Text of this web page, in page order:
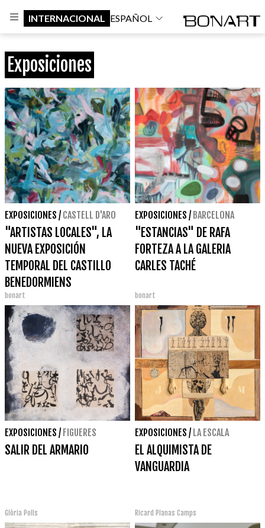
INTERNACIONAL ESPAÑOL
Exposiciones
EXPOSICIONES / CASTELL D'ARO
"ARTISTAS LOCALES", LA
NUEVA EXPOSICIÓN
TEMPORAL DEL CASTILLO
BENEDORMIENS
bonart
EXPOSICIONES / BARCELONA
"ESTANCIAS" DE RAFA
FORTEZA A LA GALERIA
CARLES TACHÉ
bonart
EXPOSICIONES / FIGUERES
SALIR DEL ARMARIO
Glòria Polls
EXPOSICIONES / LA ESCALA
EL ALQUIMISTA DE
VANGUARDIA
Ricard Planas Camps